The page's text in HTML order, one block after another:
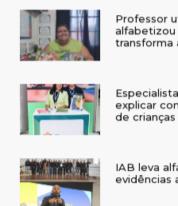
alfabetizou
transforma
do RS
explicar
de
evidências